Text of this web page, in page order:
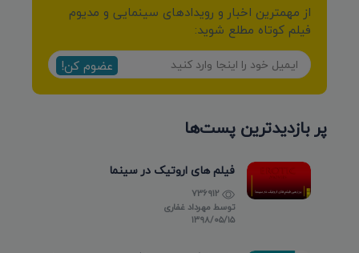
از مهمترین اخبار و رویدادهای سینمایی و مدیوم
فیلم کوتاه مطلع شوید:
عضوم کن!
پر بازدیدترین پست‌ها
فیلم های اروتیک در سینما
توسط مهرداد غفاری
۱۳۹۸/۰۵/۱۵